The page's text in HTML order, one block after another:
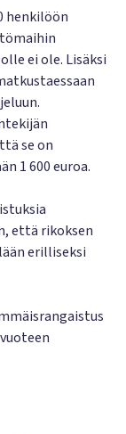
henkilöön
ei ole. Lisäksi
se on
1 600 euroa.
että rikoksen
erilliseksi